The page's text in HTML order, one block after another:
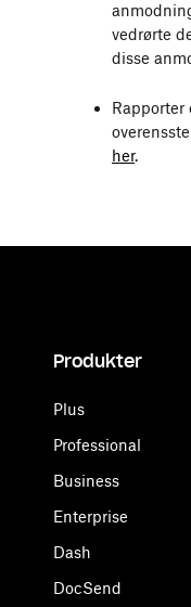
Jul 2014 -
Jan 2014 -
Jan 2012 -
vedrørte
disse
her.
Produkter
Plus
Professional
Business
Enterprise
Dash
DocSend